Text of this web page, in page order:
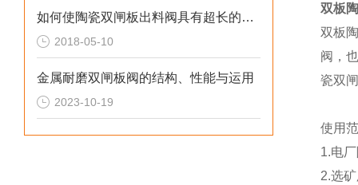
如何使陶瓷双闸板出料阀具有超长的使用寿命
2018-05-10
金属耐磨双闸板阀的结构、性能与运用
2023-10-19
双板
双板
阀，
瓷双
使用
1.电
2.选